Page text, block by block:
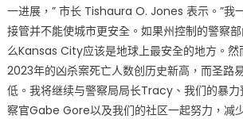
当
选
州
长
拿
圣
一进展，” 市长 Tishaura O. Jones 表示。”我
接管并不能使城市更安全。如果州控制的警察
么Kansas City应该是地球上最安全的地方。
2023年的凶杀案死亡人数创历史新高，而圣路
低。我将继续与警察局局长Tracy、我们的暴
察官Gabe Gore以及我们的社区一起努力，减